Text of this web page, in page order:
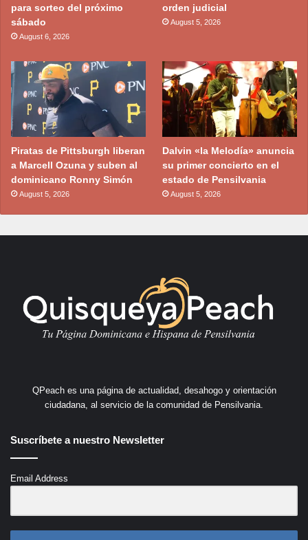
para sorteo del próximo
sábado
August 6, 2026
orden judicial
August 5, 2026
Piratas de Pittsburgh liberan
a Marcell Ozuna y suben al
dominicano Ronny Simón
August 5, 2026
Dalvin «la Melodía» anuncia
su primer concierto en el
estado de Pensilvania
August 5, 2026
QPeach es una página de actualidad, desahogo y orientación
ciudadana, al servicio de la comunidad de Pensilvania.
Suscríbete a nuestro Newsletter
Email Address